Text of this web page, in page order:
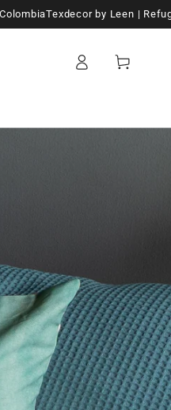
🏠 de arte Envíos a
sesión
Carrito